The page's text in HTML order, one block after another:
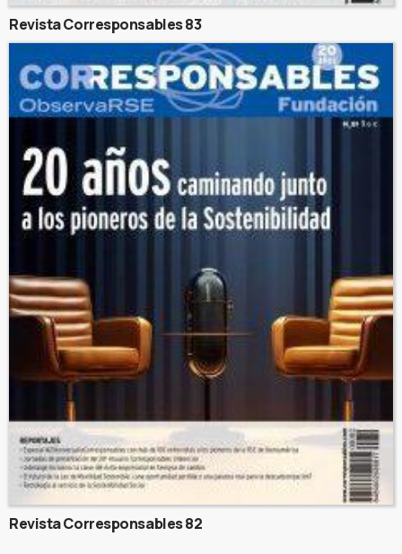
Revista Corresponsables 83
Revista Corresponsables 82